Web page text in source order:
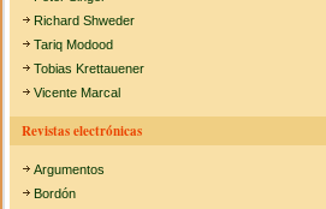
Richard Shweder
Tariq Modood
Tobias Krettauener
Vicente Marcal
Revistas electrónicas
Argumentos
Bordón